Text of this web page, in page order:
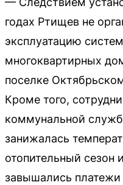
годах Ртищев не
эксплуатацию
многоквартирных
поселке
Кроме того,
коммунальной
занижалась
отопительный сезон
завышались платежи